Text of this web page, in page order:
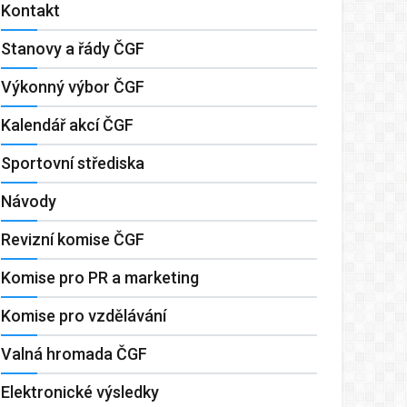
Kontakt
Stanovy a řády ČGF
Výkonný výbor ČGF
Kalendář akcí ČGF
Sportovní střediska
Návody
Revizní komise ČGF
Komise pro PR a marketing
Komise pro vzdělávání
Valná hromada ČGF
Elektronické výsledky